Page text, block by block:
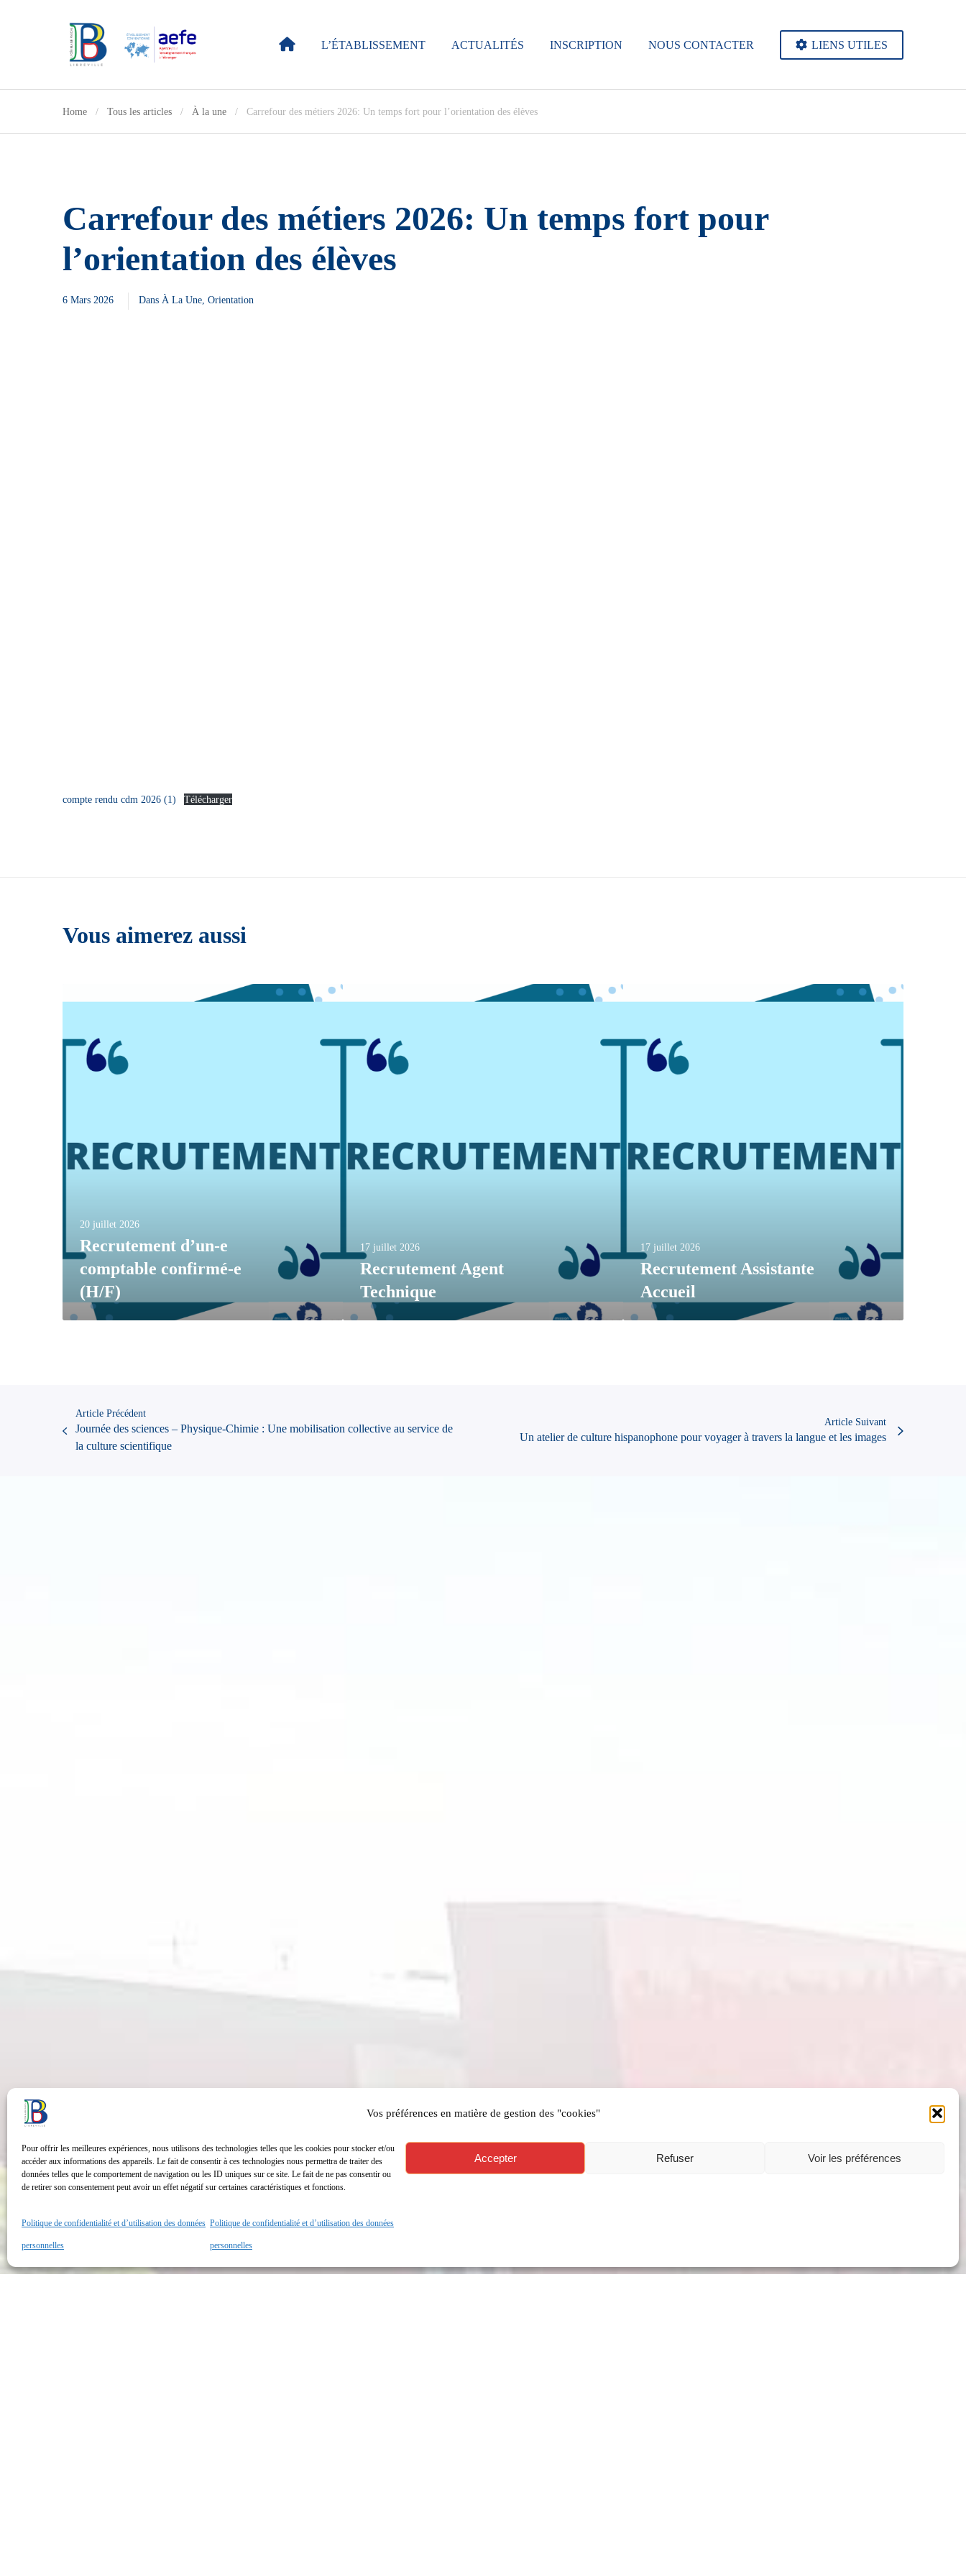
Vos préférences en matière de gestion des "cookies"
Pour offrir les meilleures expériences, nous utilisons des technologies telles que les cookies pour stocker et/ou
accéder aux informations des appareils. Le fait de consentir à ces technologies nous permettra de traiter des
données telles que le comportement de navigation ou les ID uniques sur ce site. Le fait de ne pas consentir ou
de retirer son consentement peut avoir un effet négatif sur certaines caractéristiques et fonctions.
Accepter Refuser Voir les préférences
Politique de confidentialité et d’utilisation des données
personnelles
Politique de confidentialité et d’utilisation des données
personnelles
L’ÉTABLISSEMENT ACTUALITÉS INSCRIPTION NOUS CONTACTER LIENS UTILES
Home Tous les articles À la une Carrefour des métiers 2026: Un temps fort pour l’orientation des élèves
Carrefour des métiers 2026: Un temps fort pour
l’orientation des élèves
6 Mars 2026 Dans À La Une, Orientation
compte rendu cdm 2026 (1) Télécharger
Vous aimerez aussi
20 juillet 2026
Recrutement d’un-e
comptable confirmé-e
(H/F)
17 juillet 2026
Recrutement Agent
Technique
17 juillet 2026
Recrutement Assistante
Accueil
Article Précédent
Journée des sciences – Physique-Chimie : Une mobilisation collective au service de
la culture scientifique
Article Suivant
Un atelier de culture hispanophone pour voyager à travers la langue et les images